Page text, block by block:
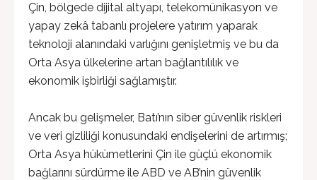
Çin, bölgede dijital altyapı, telekomünikasyon ve
yapay zekâ tabanlı projelere yatırım yaparak
teknoloji alanındaki varlığını genişletmiş ve bu da
Orta Asya ülkelerine artan bağlantılılık ve
ekonomik işbirliği sağlamıştır.
Ancak bu gelişmeler, Batı’nın siber güvenlik riskleri
ve veri gizliliği konusundaki endişelerini de artırmış;
Orta Asya hükümetlerini Çin ile güçlü ekonomik
bağlarını sürdürme ile ABD ve AB’nin güvenlik